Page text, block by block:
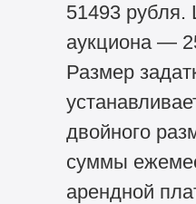
51493 рубля.
аукциона —
Размер
двойного
суммы
арендной